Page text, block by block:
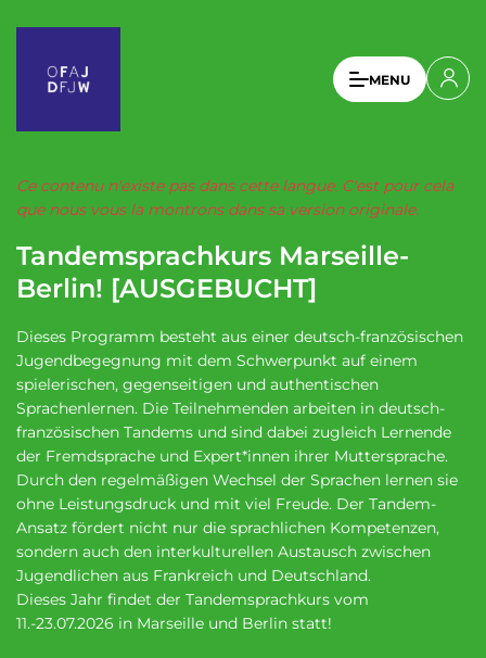
MENU
U
s
a
u
t
m
e
n
u
Ce contenu n'existe pas dans cette langue. C'est pour cela
que nous vous la montrons dans sa version originale.
Tandemsprachkurs Marseille-
Berlin! [AUSGEBUCHT]
Dieses Programm besteht aus einer deutsch-französischen
Jugendbegegnung mit dem Schwerpunkt auf einem
spielerischen, gegenseitigen und authentischen
Sprachenlernen. Die Teilnehmenden arbeiten in deutsch-
französischen Tandems und sind dabei zugleich Lernende
der Fremdsprache und Expert*innen ihrer Muttersprache.
Durch den regelmäßigen Wechsel der Sprachen lernen sie
ohne Leistungsdruck und mit viel Freude. Der Tandem-
Ansatz fördert nicht nur die sprachlichen Kompetenzen,
sondern auch den interkulturellen Austausch zwischen
Jugendlichen aus Frankreich und Deutschland.
Dieses Jahr findet der Tandemsprachkurs vom
11.-23.07.2026 in Marseille und Berlin statt!